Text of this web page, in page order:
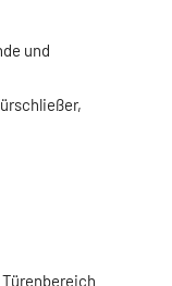
und